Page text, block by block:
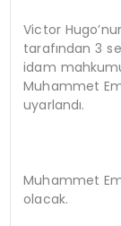
Victor
tarafından 3
idam
Muhammet
uyarlandı.
Muhammet
olacak.